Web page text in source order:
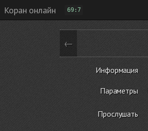
Коран онлайн 69:7
←
Информация
Параметры
Прослушать